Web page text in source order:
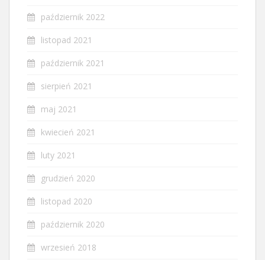
październik 2022
listopad 2021
październik 2021
sierpień 2021
maj 2021
kwiecień 2021
luty 2021
grudzień 2020
listopad 2020
październik 2020
wrzesień 2018